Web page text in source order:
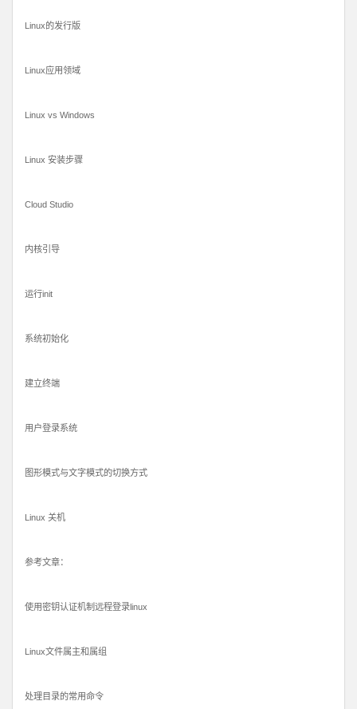
Linux的发行版
Linux应用领域
Linux vs Windows
Linux 安装步骤
Cloud Studio
内核引导
运行init
系统初始化
建立终端
用户登录系统
图形模式与文字模式的切换方式
Linux 关机
参考文章：
使用密钥认证机制远程登录linux
Linux文件属主和属组
处理目录的常用命令